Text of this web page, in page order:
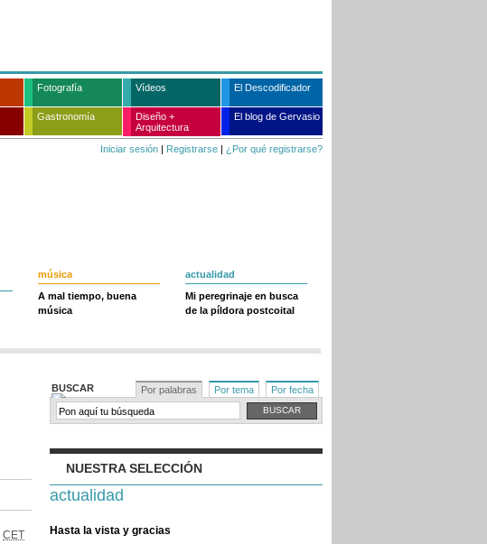
Fotografía Vídeos El Descodificador
Gastronomía
Diseño +
Arquitectura
El blog de Gervasio
Iniciar sesión | Registrarse | ¿Por qué registrarse?
música
A mal tiempo, buena
música
actualidad
Mi peregrinaje en busca
de la píldora postcoital
CET
BUSCAR Por palabras Por tema Por fecha
NUESTRA SELECCIÓN
actualidad
Hasta la vista y gracias